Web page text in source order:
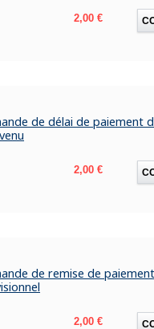
Prix
2,00 €
de délai de paiement
Prix
2,00 €
de remise de
Prix
2,00 €